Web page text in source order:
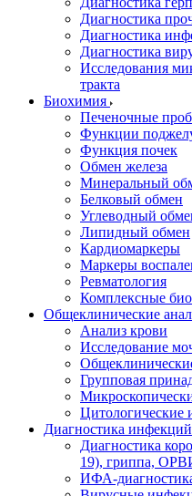
Диагностика
Диагностика
Диагностика
Исследования
тракта
Биохимия
Печеночные
Функции
Функция почек
Обмен железа
Минеральный
Белковый обмен
Углеводный
Липидный обмен
Кардиомаркеры
Маркеры
Ревматология
Комплексные
Общеклинические
Анализ крови
Исследование
Групповая
Цитологические
Диагностика инфекций
Диагностика
19), гриппа,
ИФА-